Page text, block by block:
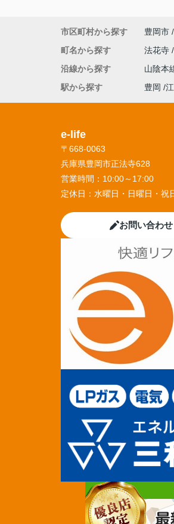
市区町村から探す 豊岡市
町名から探す
法花寺
沿線から探す
山陰本
駅から探す
豊岡
e-life
〒668-0063
兵庫県豊岡市正法寺628
営業時間： 10:00～17:00
定休日： 水曜日・日曜日・祝
お問い合わせ